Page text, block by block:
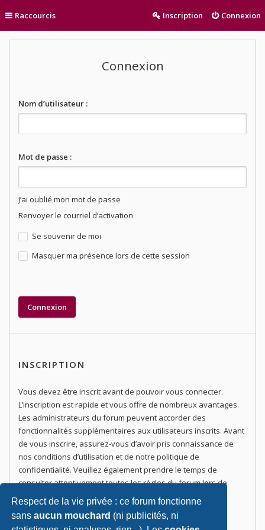
Respect de la vie privée : ce forum fonctionne
sansaucun mouchard (ni publicités, ni
Raccourcis Connexion
Inscription
Connexion
Nom d’utilisateur :
Mot de passe :
J’ai oublié mon mot de passe
Renvoyer le courriel d’activation
Se souvenir de moi
Masquer ma présence lors de cette session
INSCRIPTION
Vous devez être inscrit avant de pouvoir vous connecter.
L’inscription est rapide et vous offre de nombreux avantages.
Les administrateurs du forum peuvent accorder des
fonctionnalités supplémentaires aux utilisateurs inscrits. Avant
de vous inscrire, assurez-vous d’avoir pris connaissance de
nos conditions d’utilisation et de notre politique de
confidentialité. Veuillez également prendre le temps de
consulter attentivement toutes les règles du forum lors de
votre navigation.
Conditions d’utilisation| Politique de confidentialité